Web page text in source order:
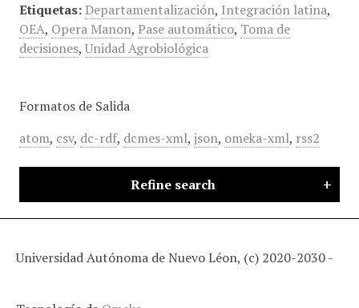
Etiquetas: Departamentalización, Integración latina,
OEA, Opera Manon, Pase automático, Toma de
decisiones, Unidad Agrobiológica
Formatos de Salida
atom, csv, dc-rdf, dcmes-xml, json, omeka-xml, rss2
Refine search
Universidad Autónoma de Nuevo Léon, (c) 2020-2030 -